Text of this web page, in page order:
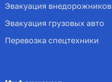
Эвакуация внедорожников
Эвакуация грузовых авто
Перевозка спецтехники